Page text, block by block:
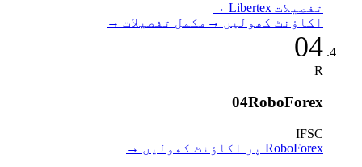
تفصیلات Libertex
→
اکاؤنٹ کھولیں → مکمل تفصیلات →
04
R
04RoboForex
IFSC
RoboForex پر اکاؤنٹ کھولیں
→